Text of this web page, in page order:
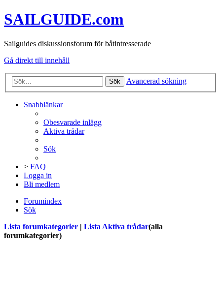
SAILGUIDE.com
Sailguides diskussionsforum för båtintresserade
Gå direkt till innehåll
Sök Avancerad sökning
Snabblänkar
Obesvarade inlägg
Aktiva trådar
Sök
> FAQ
Logga in
Bli medlem
Forumindex
Sök
Lista forumkategorier
Lista Aktiva trådar(alla
forumkategorier)